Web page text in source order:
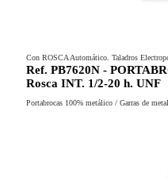
Con ROSCA Automático. Taladros
Ref. PB7620N -
Rosca INT. 1/2-20 h. UNF
Portabrocas 100% metálico / Garras de